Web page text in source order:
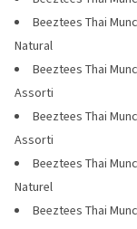
Beeztees Thai
Natural
Beeztees Thai
Assorti
Beeztees Thai
Assorti
Beeztees Thai
Naturel
Beeztees Thai